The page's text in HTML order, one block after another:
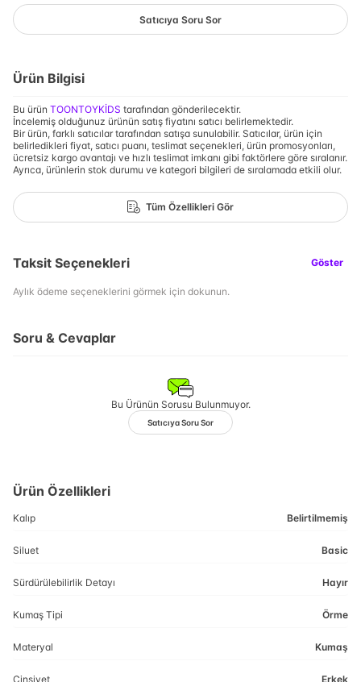
Satıcıya Soru Sor
Ürün Bilgisi
Bu ürün TOONTOYKİDS tarafından gönderilecektir.
İncelemiş olduğunuz ürünün satış fiyatını satıcı belirlemektedir.
Bir ürün, farklı satıcılar tarafından satışa sunulabilir. Satıcılar, ürün için
belirledikleri fiyat, satıcı puanı, teslimat seçenekleri, ürün promosyonları,
ücretsiz kargo avantajı ve hızlı teslimat imkanı gibi faktörlere göre sıralanır.
Ayrıca, ürünlerin stok durumu ve kategori bilgileri de sıralamada etkili olur.
Tüm Özellikleri Gör
Taksit Seçenekleri Göster
Aylık ödeme seçeneklerini görmek için dokunun.
Soru & Cevaplar
Bu Ürünün Sorusu Bulunmuyor.
Satıcıya Soru Sor
Ürün Özellikleri
Kalıp Belirtilmemiş
Siluet Basic
Sürdürülebilirlik Detayı Hayır
Kumaş Tipi Örme
Materyal Kumaş
Cinsiyet Erkek